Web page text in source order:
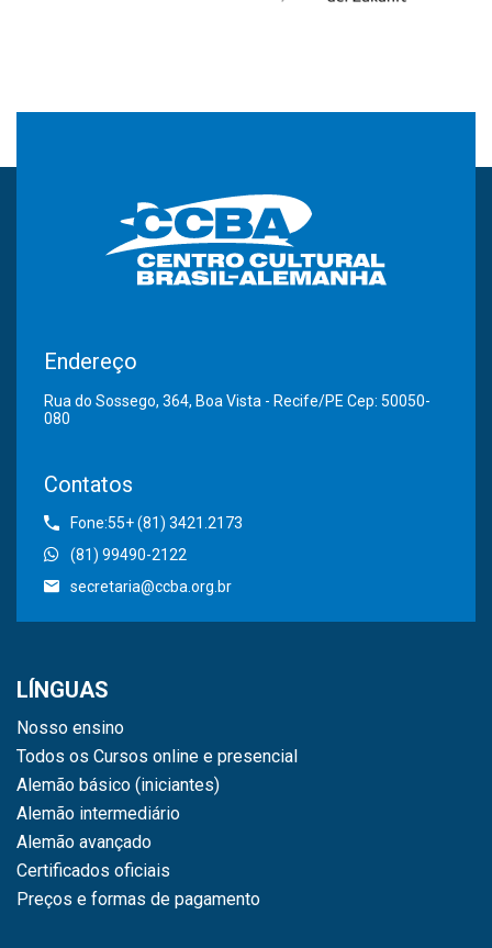
Endereço
Rua do Sossego, 364, Boa Vista - Recife/PE Cep: 50050-
080
Contatos
Fone:55+ (81) 3421.2173
(81) 99490-2122
secretaria@ccba.org.br
LÍNGUAS
Nosso ensino
Todos os Cursos online e presencial
Alemão básico (iniciantes)
Alemão intermediário
Alemão avançado
Certificados oficiais
Preços e formas de pagamento